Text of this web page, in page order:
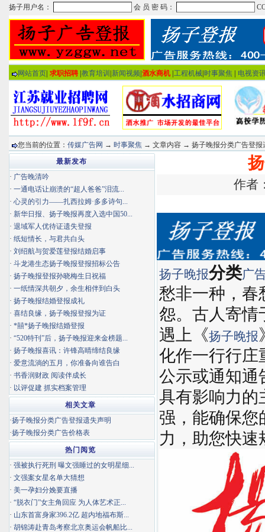
网站首页 求职招聘 教育培训 新闻视频 酒水商机 工程机械 时事聚焦 电视资
您当前的位置： 传媒广告网 → 时事聚焦 → 文章内容 → 扬子晚报分类广告登报
作者
扬子晚报分类广
愁非一种，春
怨。古人寄情
遇上《扬子晚报
化作一行行庄
公示或通知通
具有影响力的
强，能确保您
力，助您快速
最新发布
· 广告晚清吟
· 一通电话让崩溃的“超人爸爸”泪流...
· 心灵的引力——扎西拉姆·多多诗句...
· 新华日报、扬子晚报再度入选中国50...
· 退域军人优待证遗失登报
· 纸短情长，与君共白头
· 刘绍航与贺爱莲登报结婚启事
· 斗龙港生态扬子晚报登报招标公告
· 扬子晚报登报孙晓梅生日祝福
· 一纸情深共朝夕，余生相伴到白头
· 扬子晚报结婚登报成礼
· 喜结良缘，扬子晚报登报为证
· *囍*扬子晚报结婚登报
· “520特刊”后，扬子晚报迎来金榜题...
· 扬子晚报喜讯：许锋高晴缔结良缘
· 爱意流淌的五月，你准备向谁告白
· 书香润财政 阅读伴成长
· 以评促建 抓实档案管理
相关文章
·扬子晚报分类广告登报遗失声明
·扬子晚报分类广告价格表
热门阅览
· 强被执行死刑 曝文强睡过的女明星细...
· 文强案女星名单大猜想
· 美一孕妇分娩要直播
· “脱衣门”女主角回应 为人体艺术正...
· 山东首富身家396.2亿 超内地福布斯...
· 胡锦涛赴青岛考察北京奥运会帆船比...